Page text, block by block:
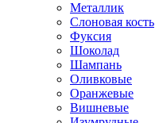
Металлик
Слоновая кость
Фуксия
Шоколад
Шампань
Оливковые
Оранжевые
Вишневые